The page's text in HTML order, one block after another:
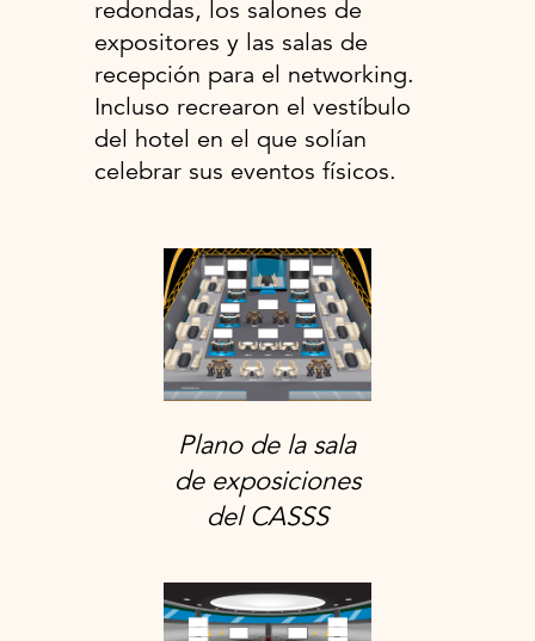
redondas, los salones de
expositores y las salas de
recepción para el networking.
Incluso recrearon el vestíbulo
del hotel en el que solían
celebrar sus eventos físicos.
Plano de la sala
de exposiciones
del CASSS